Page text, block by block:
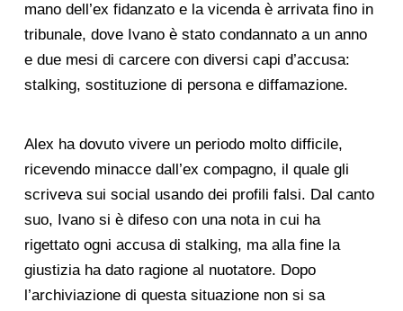
mano dell’ex fidanzato e la vicenda è arrivata fino in
tribunale, dove Ivano è stato condannato a un anno
e due mesi di carcere con diversi capi d’accusa:
stalking, sostituzione di persona e diffamazione.
Alex ha dovuto vivere un periodo molto difficile,
ricevendo minacce dall’ex compagno, il quale gli
scriveva sui social usando dei profili falsi. Dal canto
suo, Ivano si è difeso con una nota in cui ha
rigettato ogni accusa di stalking, ma alla fine la
giustizia ha dato ragione al nuotatore. Dopo
l’archiviazione di questa situazione non si sa